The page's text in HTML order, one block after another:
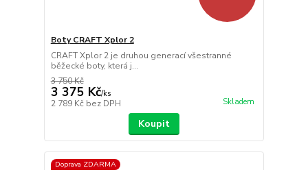
Boty CRAFT Xplor 2
CRAFT Xplor 2 je druhou generací všestranné
běžecké boty, která j...
3 750 Kč
3 375 Kč/ks
2 789 Kč bez DPH Skladem
Koupit
Doprava ZDARMA